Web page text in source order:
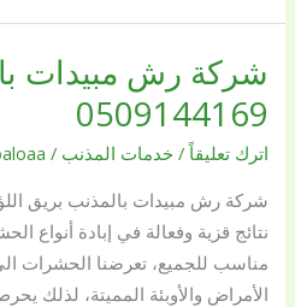
شركة رش مبيدات
0509144169
اترك تعليقاً / خدمات المذنب /
شركة رش مبيدات بالمذنب بريق
نتائج قزية وفعالة في إبادة أنواع
مناسب للجميع، تعرضنا الحشرات
الأمراض والأوبئة المميتة، لذلك
شركة
مبيدات
بالمذنب
0509144169